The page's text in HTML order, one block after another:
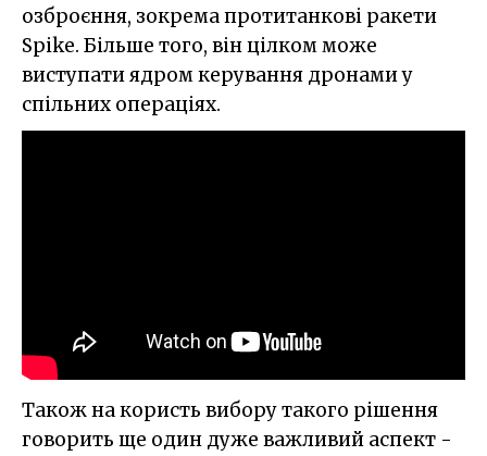
озброєння, зокрема протитанкові ракети
Spike. Більше того, він цілком може
виступати ядром керування дронами у
спільних операціях.
Також на користь вибору такого рішення
говорить ще один дуже важливий аспект -